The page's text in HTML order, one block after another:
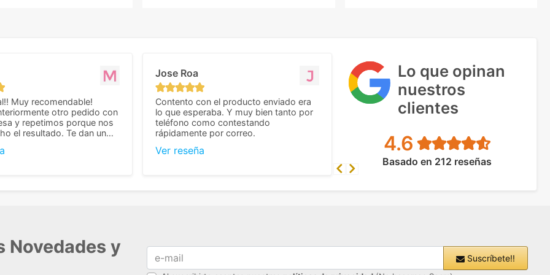
Lo que opinan
nuestros
clientes
4.6
Basado en 212 reseñas
Muy recomendable!
otro pedido con
y repetimos porque nos
el resultado. Te dan un
cuando se trata
Jose Roa
Contento con el producto enviado era
lo que esperaba. Y muy bien tanto por
teléfono como contestando
rápidamente por correo.
Ver reseña
Previous
Next
Novedades y
Suscríbete!!